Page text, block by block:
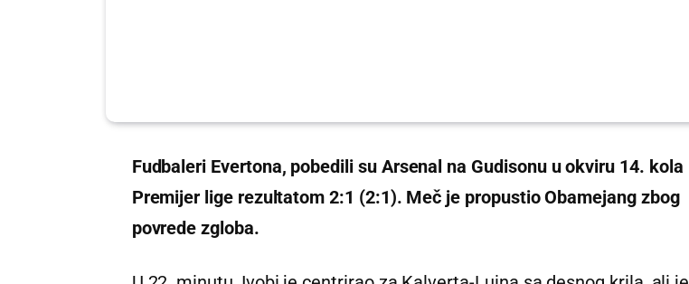
Fudbaleri Evertona, pobedili su Arsenal na Gudisonu u okviru 14. kola
Premijer lige rezultatom 2:1 (2:1). Meč je propustio Obamejang zbog
povrede zgloba.